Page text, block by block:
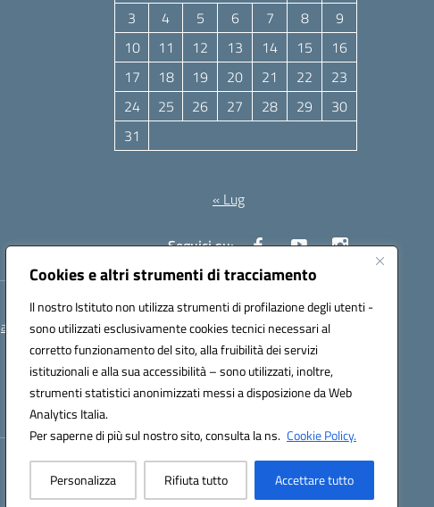
Cookies e altri strumenti di tracciamento
Il nostro Istituto non utilizza strumenti di profilazione degli utenti -
sono utilizzati esclusivamente cookies tecnici necessari al
corretto funzionamento del sito, alla fruibilità dei servizi
istituzionali e alla sua accessibilità – sono utilizzati, inoltre,
strumenti statistici anonimizzati messi a disposizione da Web
Analytics Italia.
Per saperne di più sul nostro sito, consulta la ns. Cookie Policy.
Personalizza Rifiuta tutto Accettare tutto
3
4 5 6 7 8
9
10
11 12 13 14 15
16
17
18 19 20 21 22
23
24
25 26 27 28 29
30
31
« Lug
Seguici su:
anpc010006@pec.istruzione.it